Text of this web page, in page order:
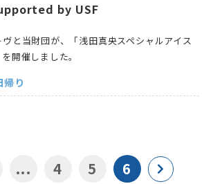
by USF
と当財団が、「浅田真央スペシャルアイス
開催しました。
帰り
... 4 5 6